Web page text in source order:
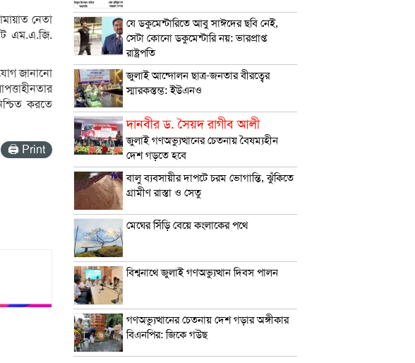
নেতা
এম.এ.জি.
জানানো
করতে
🖨 Print
যে ডকুমেন্টারিতে আবু সাঈদের ছবি নেই,
সেটা কোনো ডকুমেন্টারি নয়: ভারপ্রাপ্ত
রাষ্ট্রপতি
জুলাই আন্দোলন ছাত্র-জনতার বীরত্বের
স্মারকস্তম্ভ: ইউএনও
দানবীর ড. সৈয়দ রাগীব আলী
জুলাই গণঅভ‍্যুত্থানের চেতনায় বৈষম্যহীন
দেশ গড়তে হবে
বালু ব্যবসায়ীর দাপটে চরম ভোগান্তি, ঝুঁকিতে
গ্রামীণ রাস্তা ও সেতু
মেঘের সিঁড়ি বেয়ে কংলাকের পথে
বিশ্বনাথে জুলাই গণঅভ্যুত্থান দিবস পালন
গণঅভ্যুত্থানের চেতনায় দেশ গড়ার অঙ্গীকার
বিএনপির: জিকে গউছ